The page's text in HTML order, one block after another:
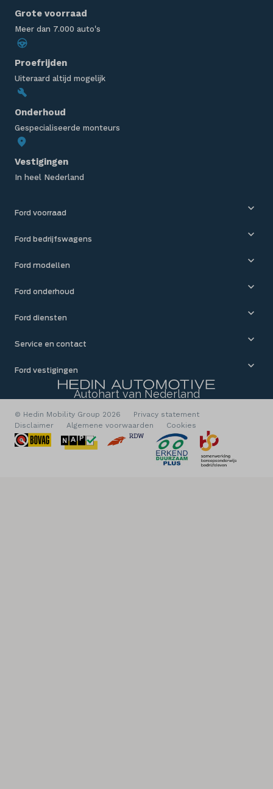
Grote voorraad
Meer dan 7.000 auto's
Proefrijden
Uiteraard altijd mogelijk
Onderhoud
Gespecialiseerde monteurs
Vestigingen
In heel Nederland
Ford voorraad
Ford bedrijfswagens
Ford modellen
Ford onderhoud
Ford diensten
Service en contact
Ford vestigingen
Autohart van Nederland
© Hedin Mobility Group 2026
Privacy statement
Disclaimer
Algemene voorwaarden Cookies